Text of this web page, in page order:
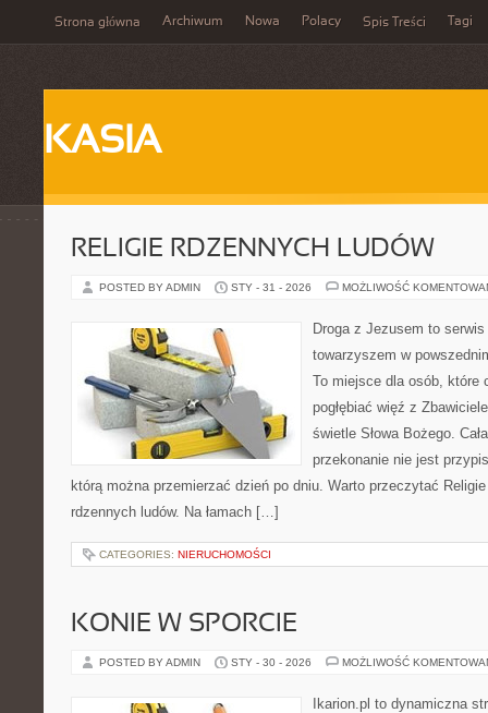
Strona główna Archiwum Nowa Polacy Spis Treści Tagi
KASIA
RELIGIE RDZENNYCH LUDÓW
POSTED BY ADMIN STY - 31 - 2026 MOŻLIWOŚĆ
Droga z Jezusem to
towarzyszem w
To miejsce dla osób, które
pogłębiać więź z
świetle Słowa Bożego.
przekonanie nie jest
którą można przemierzać dzień po dniu. Warto przeczytać
rdzennych ludów. Na łamach […]
CATEGORIES: NIERUCHOMOŚCI
KONIE W SPORCIE
POSTED BY ADMIN STY - 30 - 2026 MOŻLIWOŚĆ
Ikarion.pl to dynamiczna